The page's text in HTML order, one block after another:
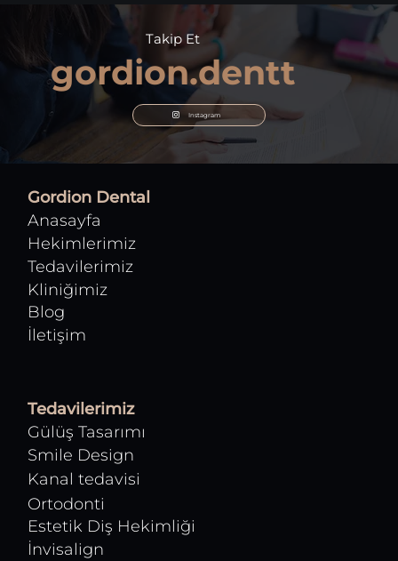
Takip Et
gordion.dentt
Instagram
Gordion Dental
Anasayfa
Hekimlerimiz
Tedavilerimiz
Kliniğimiz
Blog
İletişim
Tedavilerimiz
Gülüş Tasarımı
Smile Design
Ortodonti
Kanal tedavisi
Estetik Diş Hekimliği
İnvisalign